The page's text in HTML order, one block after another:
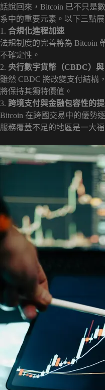
話說回來，Bitcoin 已不只是
系中的重要元素。以下三點
1. 合規化進程加速
法規制度的完善將為 Bitcoin
不確定性。
2. 央行數字貨幣（CBDC）
雖然 CBDC 將改變支付結構
將保持其獨特價值。
3. 跨境支付與金融包容性的
Bitcoin 在跨國交易中的優勢
服務覆蓋不足的地區是一大福